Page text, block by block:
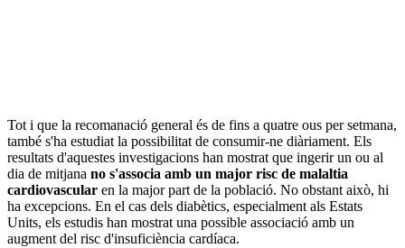
Tot i que la recomanació general és de fins a quatre ous per setmana,
també s'ha estudiat la possibilitat de consumir-ne diàriament. Els
resultats d'aquestes investigacions han mostrat que ingerir un ou al
dia de mitjana no s'associa amb un major risc de malaltia
cardiovascular en la major part de la població. No obstant això, hi
ha excepcions. En el cas dels diabètics, especialment als Estats
Units, els estudis han mostrat una possible associació amb un
augment del risc d'insuficiència cardíaca.